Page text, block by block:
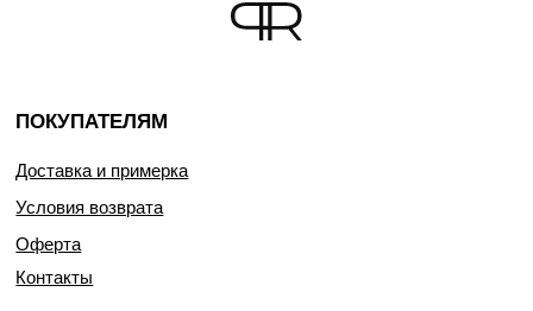
ПОКУПАТЕЛЯМ
Доставка и примерка
Условия возврата
Оферта
Контакты